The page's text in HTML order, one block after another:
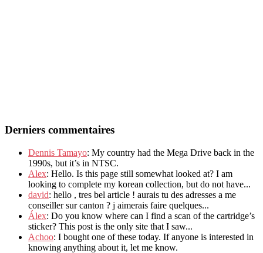
Derniers commentaires
Dennis Tamayo: My country had the Mega Drive back in the
1990s, but it’s in NTSC.
Alex: Hello. Is this page still somewhat looked at? I am
looking to complete my korean collection, but do not have...
david: hello , tres bel article ! aurais tu des adresses a me
conseiller sur canton ? j aimerais faire quelques...
Álex: Do you know where can I find a scan of the cartridge’s
sticker? This post is the only site that I saw...
Achoo: I bought one of these today. If anyone is interested in
knowing anything about it, let me know.